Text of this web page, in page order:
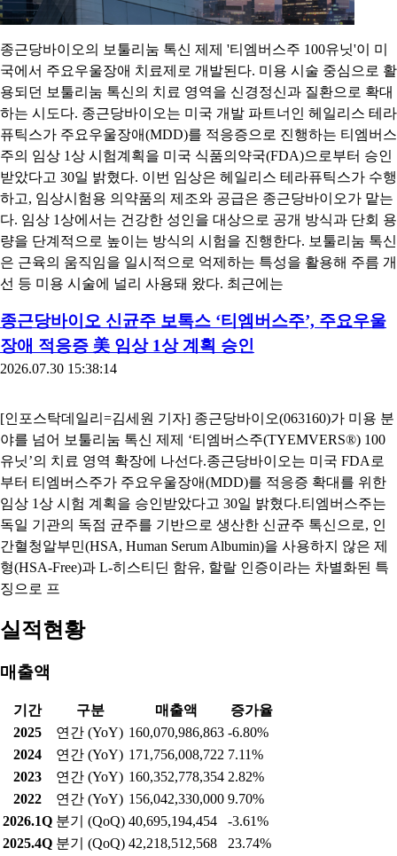
종근당바이오의 보툴리눔 톡신 제제 '티엠버스주 100유닛'이 미
국에서 주요우울장애 치료제로 개발된다. 미용 시술 중심으로 활
용되던 보툴리눔 톡신의 치료 영역을 신경정신과 질환으로 확대
하는 시도다. 종근당바이오는 미국 개발 파트너인 헤일리스 테라
퓨틱스가 주요우울장애(MDD)를 적응증으로 진행하는 티엠버스
주의 임상 1상 시험계획을 미국 식품의약국(FDA)으로부터 승인
받았다고 30일 밝혔다. 이번 임상은 헤일리스 테라퓨틱스가 수행
하고, 임상시험용 의약품의 제조와 공급은 종근당바이오가 맡는
다. 임상 1상에서는 건강한 성인을 대상으로 공개 방식과 단회 용
량을 단계적으로 높이는 방식의 시험을 진행한다. 보툴리눔 톡신
은 근육의 움직임을 일시적으로 억제하는 특성을 활용해 주름 개
선 등 미용 시술에 널리 사용돼 왔다. 최근에는
종근당바이오 신균주 보톡스 ‘티엠버스주’, 주요우울
장애 적응증 美 임상 1상 계획 승인
2026.07.30 15:38:14
[인포스탁데일리=김세원 기자] 종근당바이오(063160)가 미용 분
야를 넘어 보툴리눔 톡신 제제 ‘티엠버스주(TYEMVERS®) 100
유닛’의 치료 영역 확장에 나선다.종근당바이오는 미국 FDA로
부터 티엠버스주가 주요우울장애(MDD)​를 적응증 확대를 위한
임상 1상 시험 계획을 승인받았다고 30일 밝혔다.티엠버스주는
독일 기관의 독점 균주를 기반으로 생산한 신균주 톡신으로, 인
간혈청알부민(HSA, Human Serum Albumin)을 사용하지 않은 제
형(HSA-Free)과 L-히스티딘 함유, 할랄 인증이라는 차별화된 특
징으로 프
실적현황
매출액
기간 구분 매출액
증가율
2025
연간 (YoY) 160,070,986,863 -6.80%
2024
연간 (YoY) 171,756,008,722 7.11%
2023
연간 (YoY) 160,352,778,354 2.82%
2022
연간 (YoY) 156,042,330,000 9.70%
2026.1Q 분기 (QoQ) 40,695,194,454
-3.61%
2025.4Q 분기 (QoQ) 42,218,512,568
23.74%